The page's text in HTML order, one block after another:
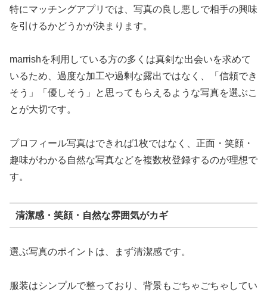
特にマッチングアプリでは、写真の良し悪しで相手の興味
を引けるかどうかが決まります。
marrishを利用している方の多くは真剣な出会いを求めて
いるため、過度な加工や過剰な露出ではなく、「信頼でき
そう」「優しそう」と思ってもらえるような写真を選ぶこ
とが大切です。
プロフィール写真はできれば1枚ではなく、正面・笑顔・
趣味がわかる自然な写真などを複数枚登録するのが理想で
す。
清潔感・笑顔・自然な雰囲気がカギ
選ぶ写真のポイントは、まず清潔感です。
服装はシンプルで整っており、背景もごちゃごちゃしてい